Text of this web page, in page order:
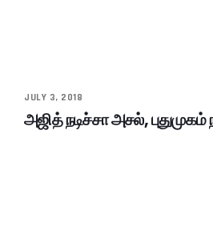
JULY 3, 2018
அஜித் நடிச்சா அசல், புதுமுகம்